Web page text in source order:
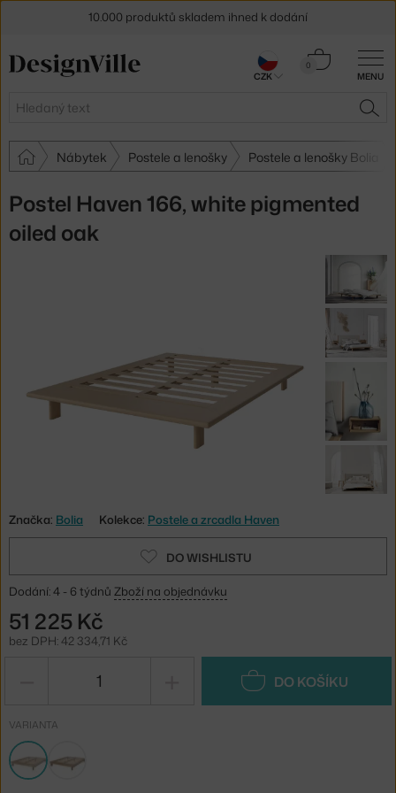
MENU
Hledat
0
Košík
Nábytek Postele a lenošky Postele a lenošky Bolia
Postel Haven 166, white pigmented
oiled oak
Značka: Bolia Kolekce: Postele a zrcadla Haven
DO WISHLISTU
Dodání: 4 - 6 týdnů Zboží na objednávku
51 225 Kč
bez DPH: 42 334,71 Kč
DO KOŠÍKU
VARIANTA
10.000 produktů skladem ihned k dodání
Sleva 5 % pro odběratele
CZK